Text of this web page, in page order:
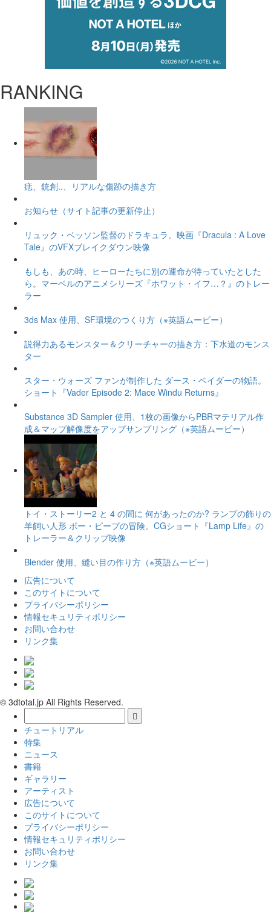
RANKING
痣、銃創..、リアルな傷跡の描き方
お知らせ（サイト記事の更新停止）
リュック・ベッソン監督のドラキュラ。映画『Dracula : A Love
Tale』のVFXブレイクダウン映像
もしも、あの時、ヒーローたちに別の運命が待っていたとした
ら。マーベルのアニメシリーズ『ホワット・イフ…？』のトレー
ラー
3ds Max 使用、SF環境のつくり方（※英語ムービー）
説得力あるモンスター＆クリーチャーの描き方：下水道のモンス
ター
スター・ウォーズ ファンが制作した ダース・ベイダーの物語。
ショート『Vader Episode 2: Mace Windu Returns』
Substance 3D Sampler 使用、1枚の画像からPBRマテリアル作
成＆マップ解像度をアップサンプリング（※英語ムービー）
トイ・ストーリー2 と 4 の間に 何があったのか? ランプの飾りの
羊飼い人形 ボー・ピープの冒険。CGショート『Lamp Life』の
トレーラー＆クリップ映像
Blender 使用、縫い目の作り方（※英語ムービー）
広告について
このサイトについて
プライバシーポリシー
情報セキュリティポリシー
お問い合わせ
リンク集
© 3dtotal.jp All Rights Reserved.
チュートリアル
特集
ニュース
書籍
ギャラリー
アーティスト
広告について
このサイトについて
プライバシーポリシー
情報セキュリティポリシー
お問い合わせ
リンク集